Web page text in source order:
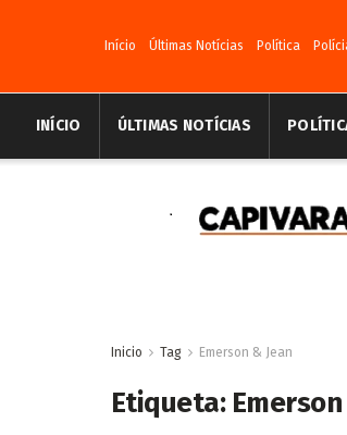
Início Últimas Notícias Política
INÍCIO ÚLTIMAS NOTÍCIAS
Inicio Tag Emerson & Jean
Etiqueta: